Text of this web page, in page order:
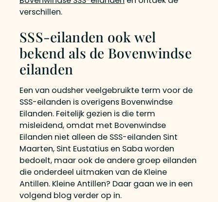
verschillen.
SSS-eilanden ook wel
bekend als de Bovenwindse
eilanden
Een van oudsher veelgebruikte term voor de
SSS-eilanden is overigens Bovenwindse
Eilanden. Feitelijk gezien is die term
misleidend, omdat met Bovenwindse
Eilanden niet alleen de SSS-eilanden Sint
Maarten, Sint Eustatius en Saba worden
bedoelt, maar ook de andere groep eilanden
die onderdeel uitmaken van de Kleine
Antillen. Kleine Antillen? Daar gaan we in een
volgend blog verder op in.